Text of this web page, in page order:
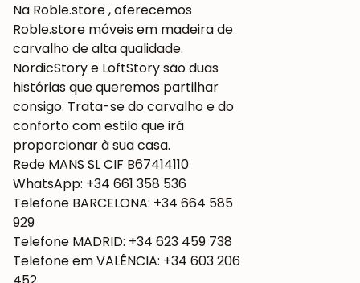
Na Roble.store , oferecemos
Roble.store móveis em madeira de
carvalho de alta qualidade.
NordicStory e LoftStory são duas
histórias que queremos partilhar
consigo. Trata-se do carvalho e do
conforto com estilo que irá
proporcionar à sua casa.
Rede MANS SL CIF B67414110
WhatsApp: +34 661 358 536
Telefone BARCELONA: +34 664 585
929
Telefone MADRID: +34 623 459 738
Telefone em VALÊNCIA: +34 603 206